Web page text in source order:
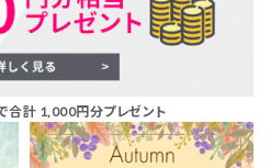
合計 1,000円分プレゼント